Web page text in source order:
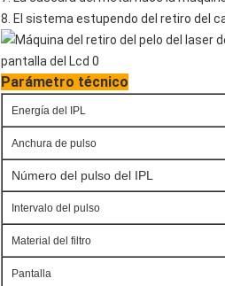
8. El sistema estupendo del retiro del
Parámetro técnico
Energía del IPL
Anchura de pulso
Número del pulso del IPL
Intervalo del pulso
Material del filtro
Pantalla